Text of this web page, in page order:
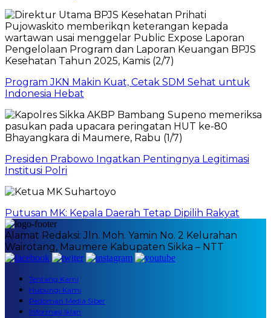
Program JKN Makin Kuat, Cetak SDM Sehat untuk
Indonesia Hebat
Presiden Prabowo Ingatkan Pentingnya Legitimasi
Institusi Polri
Putusan MK: Kepala Daerah Tetap Dipilih Rakyat
Alamat Redaksi: Jln. Moh. Yamin No. 2 Kelurahan
Wairotang, Maumere Kabupaten Sikka – NTT
Tentang Kami
Hubungi Kami
Pedoman Media Siber
Informasi Iklan